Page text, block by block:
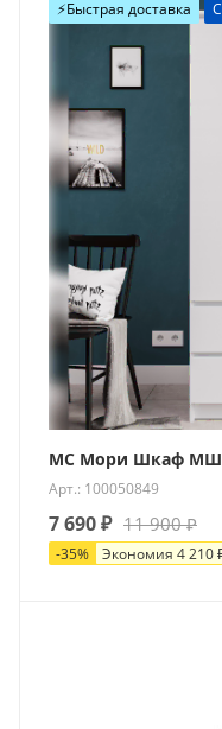
⚡️Быстрая доставка
МС Мори Шкаф МШ
Арт.: 100050849
7 690₽ 11 900₽
-35% Экономия 4 210